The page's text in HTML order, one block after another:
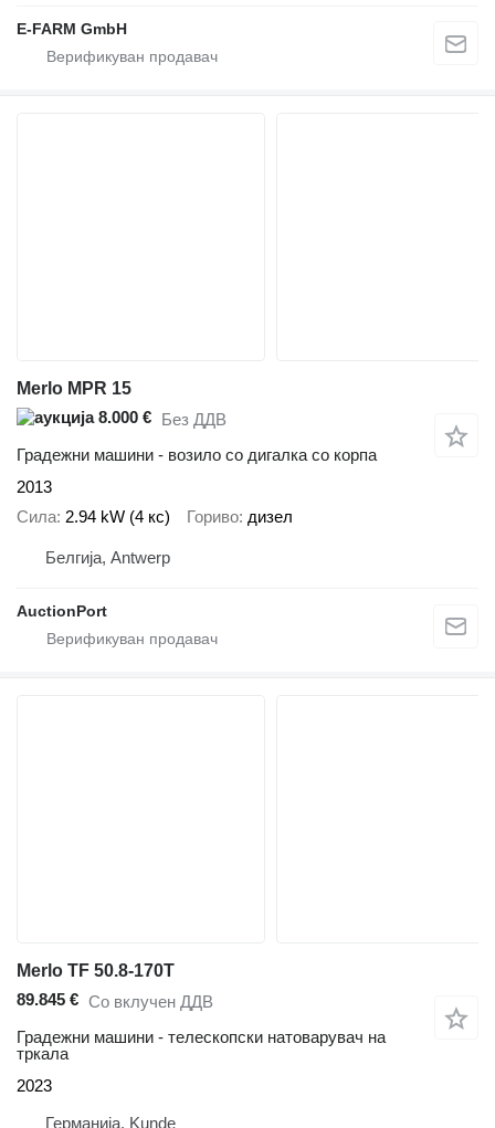
E-FARM GmbH
Merlo MPR 15
8.000 € Без ДДВ
Градежни машини - возило со дигалка со корпа
2013
Сила 2.94 kW (4 кс) Гориво дизел
Белгија, Antwerp
AuctionPort
Merlo TF 50.8-170T
89.845 € Со вклучен ДДВ
Градежни машини - телескопски натоварувач на
тркала
2023
Германија, Kunde